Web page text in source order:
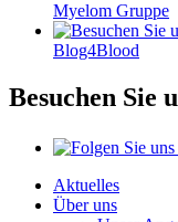
Myelom Gruppe
Blog4Blood
Besuchen Sie
Aktuelles
Über uns